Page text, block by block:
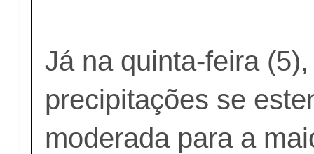
Já na quinta-feira
precipitações se
moderada para a